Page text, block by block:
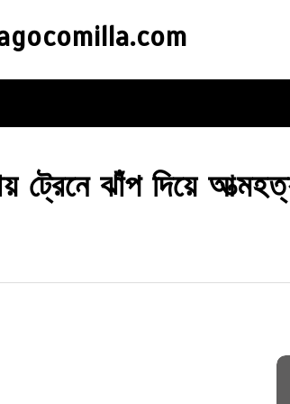
ট্রেনে ঝাঁপ দিয়ে